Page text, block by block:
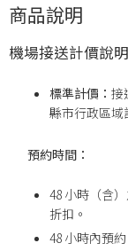
商品說明
機場接送計價說明
標準計價：接
縣市行政區域
預約時間：
48 小時（含
折扣。
48 小時內預